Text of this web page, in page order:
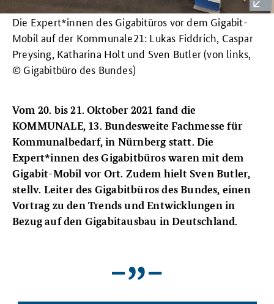
Die Expert*innen des Gigabitüros vor dem Gigabit-
Mobil auf der Kommunale21: Lukas Fiddrich, Caspar
Preysing, Katharina Holt und Sven Butler (von links,
© Gigabitbüro des Bundes)
Vom 20. bis 21. Oktober 2021 fand die
KOMMUNALE, 13. Bundesweite Fachmesse für
Kommunalbedarf, in Nürnberg statt. Die
Expert*innen des Gigabitbüros waren mit dem
Gigabit-Mobil vor Ort. Zudem hielt Sven Butler,
stellv. Leiter des Gigabitbüros des Bundes, einen
Vortrag zu den Trends und Entwicklungen in
Bezug auf den Gigabitausbau in Deutschland.